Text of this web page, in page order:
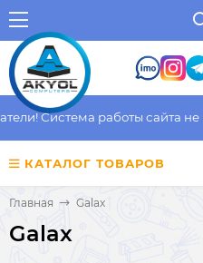
Система работы сайта не
КАТАЛОГ ТОВАРОВ
Главная Galax
Galax